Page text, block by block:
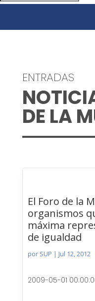
ENTRADAS
DE LA
El Foro de la
organismos
máxima
de igualdad
por SUP | Jul 12, 2012
2009-05-01